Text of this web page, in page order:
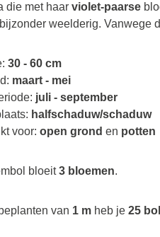
die met haar violet-paarse
weelderig. Vanwege
30 - 60 cm
maart - mei
juli - september
halfschaduw/schaduw
voor: open grond en potten
bloeit3 bloemen.
van 1 m heb je 25